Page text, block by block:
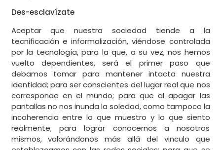
Des-esclavízate
Aceptar que nuestra sociedad tiende a la
tecnificación e informalización, viéndose controlada
por la tecnología, para la que, a su vez, nos hemos
vuelto dependientes, será el primer paso que
debamos tomar para mantener intacta nuestra
identidad; para ser conscientes del lugar real que nos
corresponde en el mundo; para que al apagar las
pantallas no nos inunda la soledad, como tampoco la
incoherencia entre lo que muestro y lo que siento
realmente; para lograr conocernos a nosotros
mismos, valorándonos más allá del vinculo que